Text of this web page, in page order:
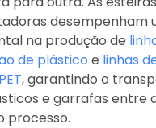
desempenham
na produção de
de plástico e linhas
, garantindo o
e garrafas entre
processo.